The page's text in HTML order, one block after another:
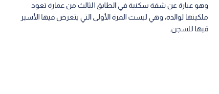
وهو عبارة عن شقة سكنية في الطابق الثالث من عمارة تعود
ملكيتها لوالده، وهي ليست المرة الأولى التي يتعرض فيها الأسير
قبها للسجن.